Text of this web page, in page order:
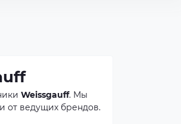
Weissgauff. Мы
от ведущих брендов.